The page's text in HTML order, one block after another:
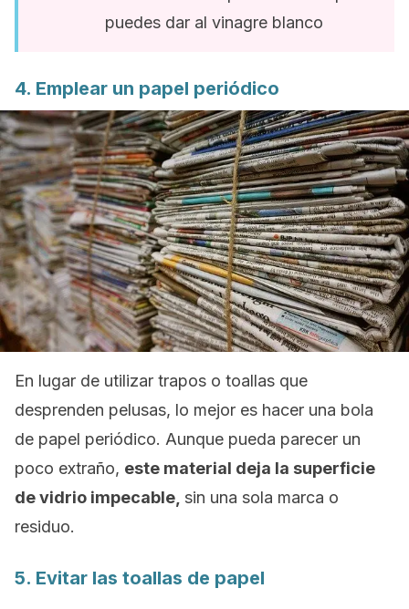
puedes dar al vinagre blanco
4. Emplear un papel periódico
En lugar de utilizar trapos o toallas que
desprenden pelusas, lo mejor es hacer una bola
de papel periódico. Aunque pueda parecer un
poco extraño, este material deja la superficie
de vidrio impecable, sin una sola marca o
residuo.
5. Evitar las toallas de papel